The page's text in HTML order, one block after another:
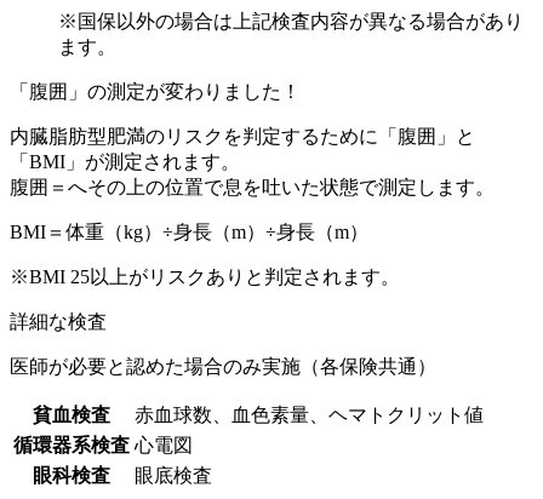
※国保以外の場合は上記検査内容が異なる場合があり
ます。
「腹囲」の測定が変わりました！
内臓脂肪型肥満のリスクを判定するために「腹囲」と
「BMI」が測定されます。
腹囲＝へその上の位置で息を吐いた状態で測定します。
BMI＝体重（kg）÷身長（m）÷身長（m）
※BMI 25以上がリスクありと判定されます。
詳細な検査
医師が必要と認めた場合のみ実施（各保険共通）
貧血検査
赤血球数、血色素量、ヘマトクリット値
循環器系検査 心電図
眼科検査
眼底検査